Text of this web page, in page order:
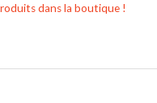
dans la boutique !